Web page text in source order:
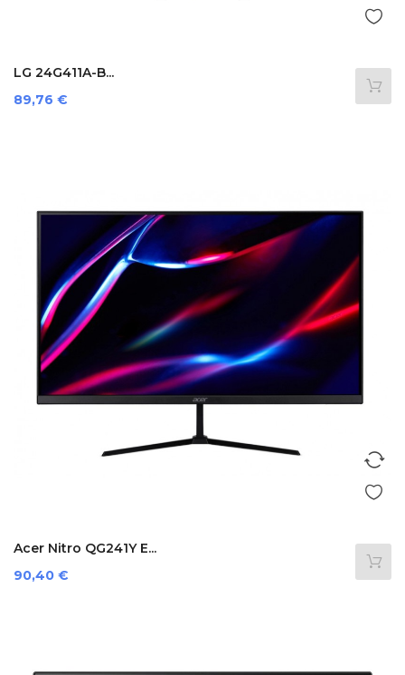
LG 24G411A-B...
Preis
89,76 €
Acer Nitro QG241Y E...
Preis
90,40 €